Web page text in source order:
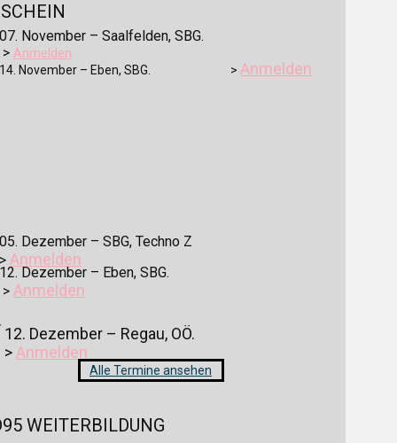
07. November – Saalfelden, SBG.
> Anmelden
14. November – Eben, SBG. > Anmelden
05. Dezember – SBG, Techno Z
> Anmelden
12. Dezember – Eben, SBG.
> Anmelden
12. Dezember – Regau, OÖ.
>Anmelden
Alle Termine ansehen
WEITERBILDUNG